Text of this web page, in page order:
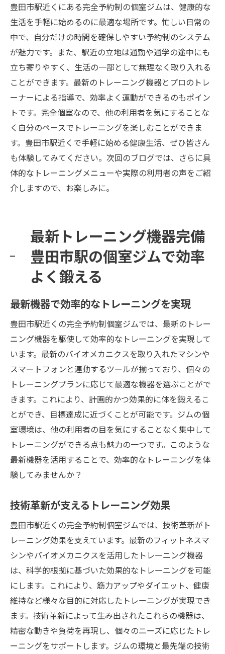
豊田市駅近くにある完全予約制の個室ジムは、健康的な
生活を手軽に始めるのに最適な場所です。忙しい日常の
中で、自分だけの時間を確保しやすい予約制のシステム
が魅力です。また、駅近の立地は通勤や通学の途中にも
立ち寄りやすく、生活の一部として無理なく取り入れる
ことができます。最新のトレーニング機器とプロのトレ
ーナーによる指導で、効率よく運動ができるのもポイン
トです。完全個室なので、他の利用者を気にすることな
く自分のペースでトレーニングを楽しむことができま
す。豊田市駅近くで手軽に始める健康生活、ぜひ皆さん
も体験してみてください。次回のブログでは、さらに具
体的なトレーニングメニューや実際の利用者の声をご紹
介しますので、お楽しみに。
最新トレーニング機器完備
豊田市駅の個室ジムで効率
よく鍛える
最新機器で効率的なトレーニングを実現
豊田市駅近くの完全予約制個室ジムでは、最新のトレー
ニング機器を駆使して効率的なトレーニングを実現して
います。最新のバイオメカニクスを取り入れたマシンや
スマートフォンと連動するツールが揃っており、個々の
トレーニングプランに応じて最適な機器を選ぶことがで
きます。これにより、計画的かつ効果的に体を鍛えるこ
とができ、目標達成に近づくことが可能です。ジムの個
室環境は、他の利用者の目を気にすることなく集中して
トレーニングができる点も魅力の一つです。このような
最新機器を活用することで、効率的なトレーニングを体
験してみませんか？
技術革新が支えるトレーニング効果
豊田市駅近くの完全予約制個室ジムでは、技術革新がト
レーニング効果を支えています。最新のフィットネスマ
シンやバイオメカニクスを活用したトレーニング機器
は、科学的根拠に基づいた効果的なトレーニングを可能
にします。これにより、筋力アップやダイエット、健康
維持など様々な目的に対応したトレーニングが実現でき
ます。技術革新によって生み出されたこれらの機器は、
精密な動きや負荷を再現し、個々のニーズに応じたトレ
ーニングをサポートします。ジムの環境と最先端の技術